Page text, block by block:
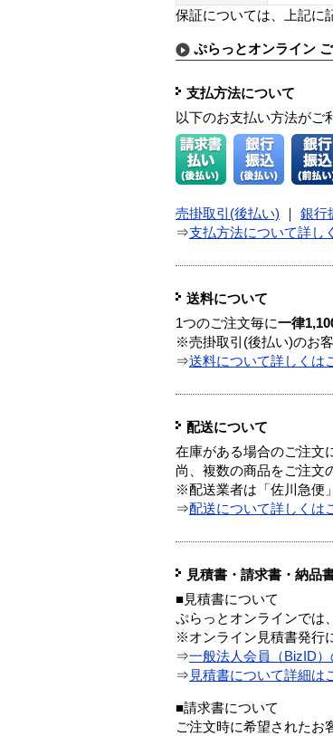
保証については、上記に
ぷらっとオンライン
支払方法について
以下のお支払い方法がご
売掛取引(後払い) 銀行
⇒支払方法について詳し
送料について
1つのご注文毎に一律
※売掛取引(後払い)のお
⇒送料について詳しくは
配送について
在庫がある場合のご注文
尚、複数の商品をご注文
※配送業者は「佐川急便
⇒配送について詳しくは
見積書・請求書・納品
■見積書について
ぷらっとオンラインでは
※オンライン見積書発行
⇒一般法人会員（BizID
⇒ 見積書について詳細は
■請求書について
ご注文時に希望されたお